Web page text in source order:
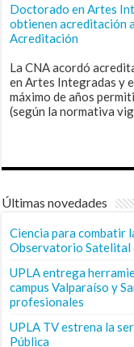
Doctorado en Artes
obtienen acreditación
Acreditación
La CNA acordó
en Artes Integradas y
máximo de años
(según la normativa
Últimas novedades
Ciencia para combatir
Observatorio Satelital
UPLA entrega
campus Valparaíso y
profesionales
UPLA TV estrena la
Pública